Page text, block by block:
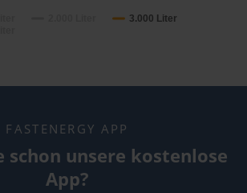
3.000 Liter
FASTENERGY APP
schon unsere kostenlose
App?